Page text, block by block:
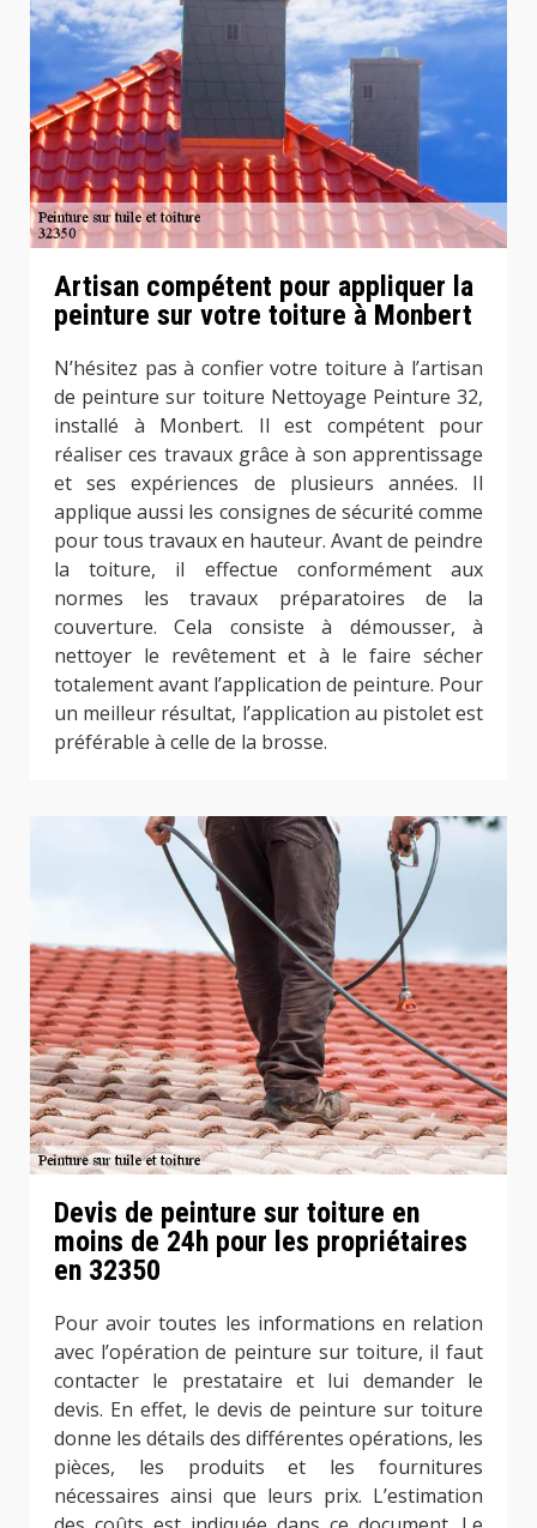
Artisan compétent pour appliquer la
peinture sur votre toiture à Monbert
N’hésitez pas à confier votre toiture à l’artisan
de peinture sur toiture Nettoyage Peinture 32,
installé à Monbert. Il est compétent pour
réaliser ces travaux grâce à son apprentissage
et ses expériences de plusieurs années. Il
applique aussi les consignes de sécurité comme
pour tous travaux en hauteur. Avant de peindre
la toiture, il effectue conformément aux
normes les travaux préparatoires de la
couverture. Cela consiste à démousser, à
nettoyer le revêtement et à le faire sécher
totalement avant l’application de peinture. Pour
un meilleur résultat, l’application au pistolet est
préférable à celle de la brosse.
Devis de peinture sur toiture en
moins de 24h pour les propriétaires
en 32350
Pour avoir toutes les informations en relation
avec l’opération de peinture sur toiture, il faut
contacter le prestataire et lui demander le
devis. En effet, le devis de peinture sur toiture
donne les détails des différentes opérations, les
pièces, les produits et les fournitures
nécessaires ainsi que leurs prix. L’estimation